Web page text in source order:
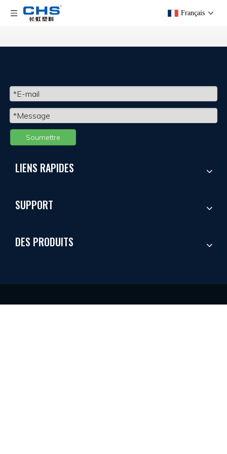
Français
Maison » Solutions
Soumettre
LIENS RAPIDES
SUPPORT
DES PRODUITS